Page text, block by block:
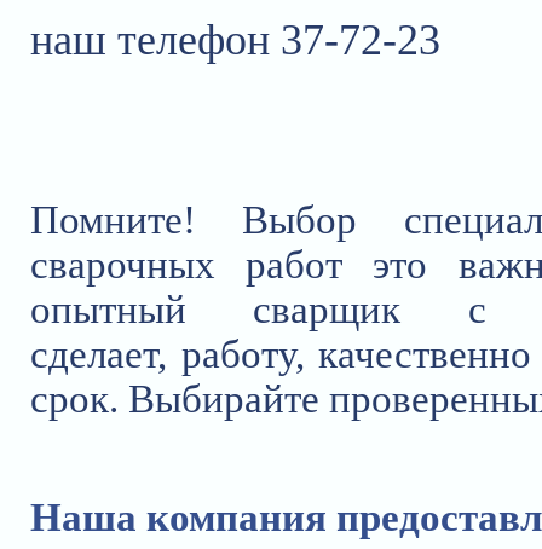
наш телефон 37-72-23
Помните! Выбор
сварочных работ это
опытный сварщик с
сделает, работу,
срок. Выбирайте
Наша компания